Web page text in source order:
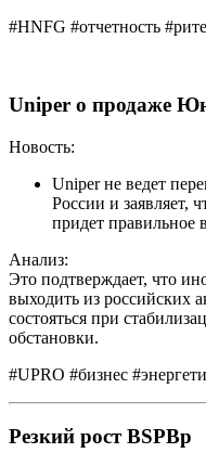
#HNFG #отчетность
Uniper о продаже
Новость:
Uniper не ведет
России и заявляет,
придет правильное
Анализ:
Это подтверждает, что
выходить из российских
состояться при
обстановки.
#UPRO #бизнес
Резкий рост BSPBp